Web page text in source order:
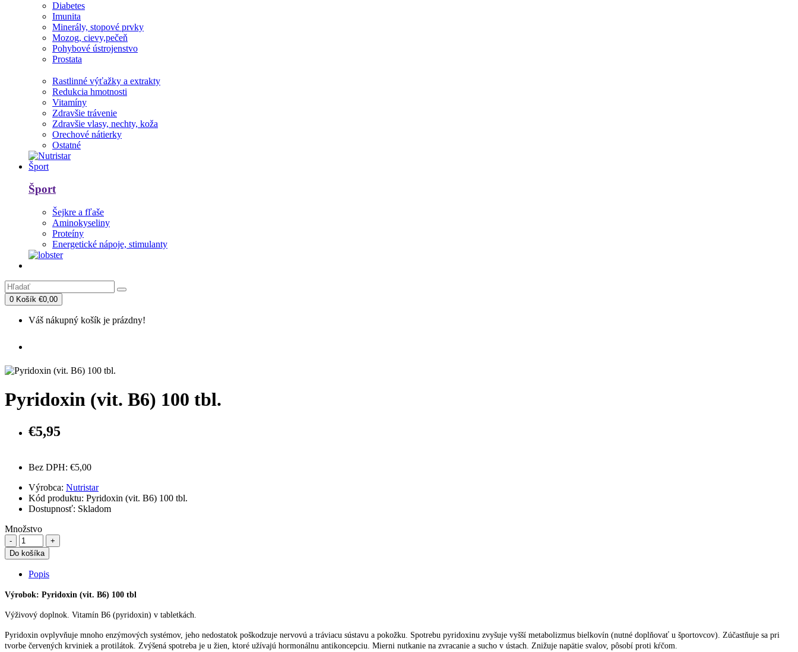
Diabetes
Imunita
Minerály, stopové prvky
Mozog, cievy,pečeň
Pohybové ústrojenstvo
Prostata
Rastlinné výťažky a extrakty
Redukcia hmotnosti
Vitamíny
Zdravšie trávenie
Zdravšie vlasy, nechty, koža
Orechové nátierky
Ostatné
Šport
Šport
Šejkre a fľaše
Aminokyseliny
Proteíny
Energetické nápoje, stimulanty
0 Košík €0,00
Váš nákupný košík je prázdny!
Pyridoxin (vit. B6) 100 tbl.
€5,95
Bez DPH: €5,00
Výrobca: Nutristar
Kód produktu: Pyridoxin (vit. B6) 100 tbl.
Dostupnosť: Skladom
Množstvo
Do košíka
Popis
Výrobok: Pyridoxin (vit. B6) 100 tbl
Výživový doplnok. Vitamín B6 (pyridoxin) v tabletkách.
Pyridoxin ovplyvňuje mnoho enzýmových systémov, jeho nedostatok poškodzuje nervovú a tráviacu sústavu a pokožku. Spotrebu pyridoxinu zvyšuje vyšší metabolizmus bielkovín (nutné doplňovať u športovcov). Zúčastňuje sa pri
tvorbe červených krviniek a protilátok. Zvýšená spotreba je u žien, ktoré užívajú hormonálnu antikoncepciu. Mierni nutkanie na zvracanie a sucho v ústach. Znižuje napätie svalov, pôsobí proti kŕčom.